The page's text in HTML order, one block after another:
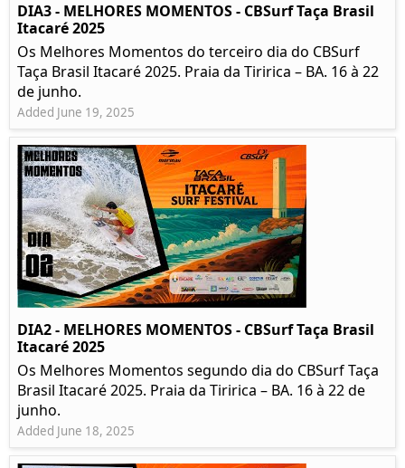
DIA3 - MELHORES MOMENTOS - CBSurf Taça Brasil
Itacaré 2025
Os Melhores Momentos do terceiro dia do CBSurf
Taça Brasil Itacaré 2025. Praia da Tiririca – BA. 16 à 22
de junho.
Added June 19, 2025
DIA2 - MELHORES MOMENTOS - CBSurf Taça Brasil
Itacaré 2025
Os Melhores Momentos segundo dia do CBSurf Taça
Brasil Itacaré 2025. Praia da Tiririca – BA. 16 à 22 de
junho.
Added June 18, 2025